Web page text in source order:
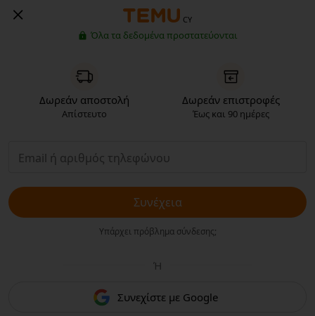
CY
Όλα τα δεδομένα προστατεύονται
Δωρεάν αποστολή
Απίστευτο
Δωρεάν επιστροφές
Έως και 90 ημέρες
Συνέχεια
Υπάρχει πρόβλημα σύνδεσης;
Ή
Συνεχίστε με Google